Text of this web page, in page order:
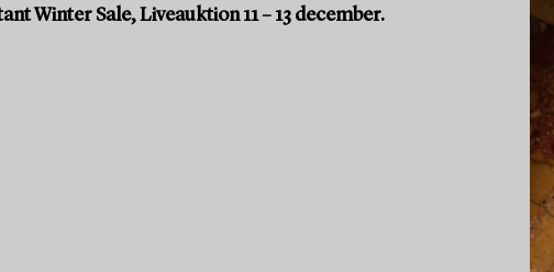
Winter Sale, Liveauktion 11 – 13 december.